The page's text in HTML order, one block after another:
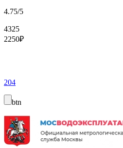
4.75/5
4325
2250₽
204
btn